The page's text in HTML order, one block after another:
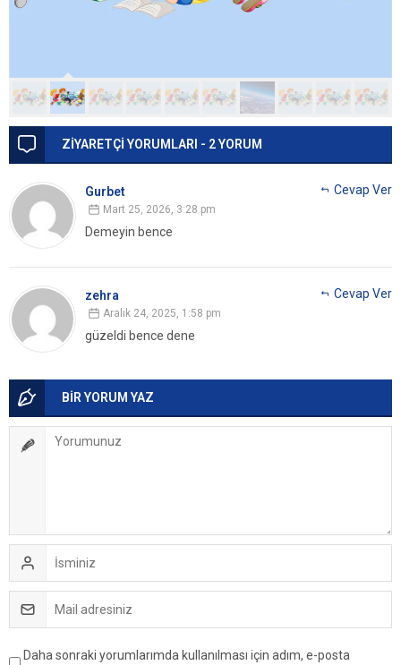
ZİYARETÇİ YORUMLARI - 2 YORUM
Gurbet
Mart 25, 2026, 3:28 pm
Demeyin bence
Cevap Ver
zehra
Aralık 24, 2025, 1:58 pm
güzeldi bence dene
Cevap Ver
BİR YORUM YAZ
Daha sonraki yorumlarımda kullanılması için adım, e-posta